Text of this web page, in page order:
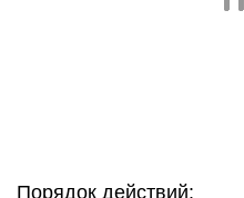
Порядок действий: